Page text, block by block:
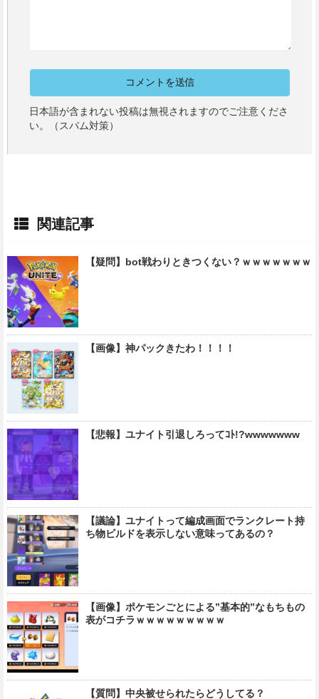
日本語が含まれない投稿は無視されますのでご注意くださ
い。（スパム対策）
関連記事
【疑問】bot戦わりときつくない？ｗｗｗｗｗｗｗ
【画像】神パックきたわ！！！！
【悲報】ユナイト引退しろってｺﾄ!?wwwwwww
【議論】ユナイトって編成画面でランクレート持
ち物ビルドを表示しない意味ってあるの？
【画像】ポケモンごとによる”基本的”なもちもの
表がコチラｗｗｗｗｗｗｗｗｗ
【質問】中央被せられたらどうしてる？